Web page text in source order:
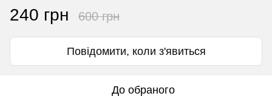
240 грн 600 грн
Повідомити, коли з'явиться
До обраного